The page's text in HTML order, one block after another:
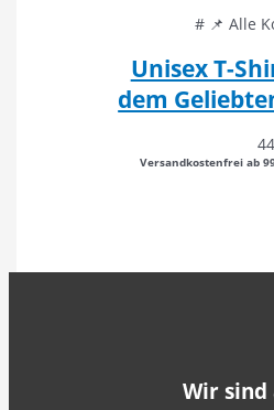
# 📌 Alle
Unisex T-
dem
Versandkostenfrei ab
Wir sind